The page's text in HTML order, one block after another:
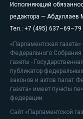
Исполняющий
редактора — Абдуллаев
Тел.: +7 (495) 637–69–79
«Парламентская
Федерального
газеты -
публикатор
законов и актов палат
газета» имеет пункты
федерации.
Сайт «Парламентской